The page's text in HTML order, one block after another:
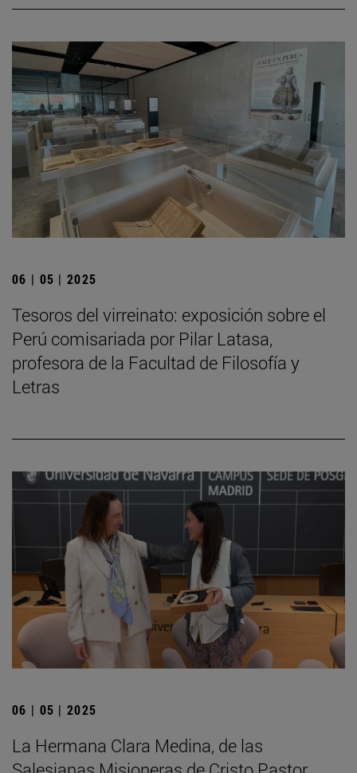
06 | 05 | 2025
Tesoros del virreinato: exposición sobre el
Perú comisariada por Pilar Latasa,
profesora de la Facultad de Filosofía y
Letras
06 | 05 | 2025
La Hermana Clara Medina, de las